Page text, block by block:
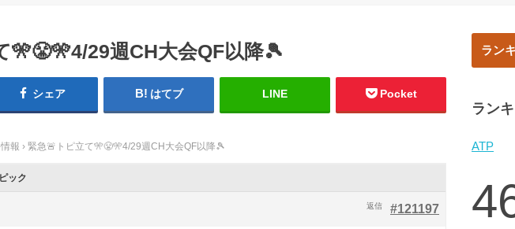
🎌😤🎌4/29週CH大会QF以降🎾
シェア はてブ LINE Pocket
報 › 緊急🚨トピ立て🎌😤🎌4/29週CH大会QF以降🎾
ック
#121197
返信
ラン
ラン
ATP